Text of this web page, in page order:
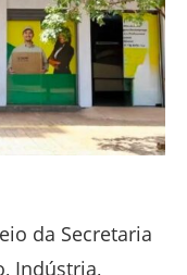
da Secretaria
Indústria,